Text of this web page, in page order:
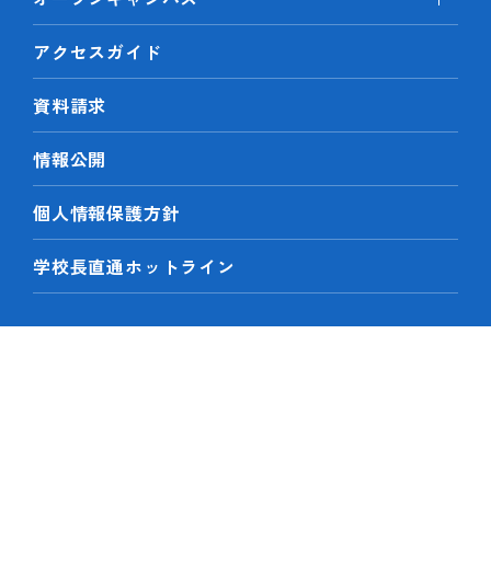
アクセスガイド
資料請求
情報公開
個人情報保護方針
学校長直通ホットライン